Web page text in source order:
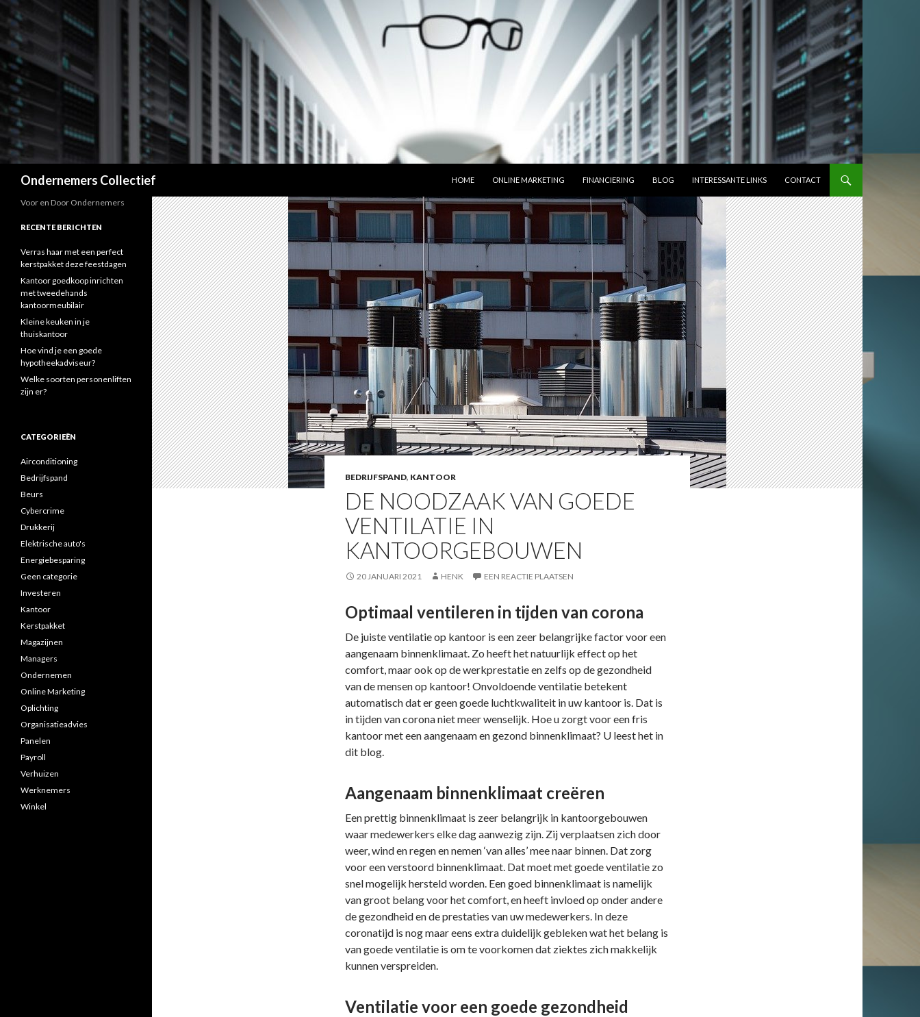
Ondernemers Collectief
HOME
ONLINE MARKETING FINANCIERING BLOG INTERESSANTE LINKS CONTACT
BEDRIJFSPAND, KANTOOR
DE NOODZAAK VAN GOEDE
VENTILATIE IN
KANTOORGEBOUWEN
20 JANUARI 2021 HENK EEN REACTIE PLAATSEN
Optimaal ventileren in tijden van corona
De juiste ventilatie op kantoor is een zeer belangrijke factor voor een
aangenaam binnenklimaat. Zo heeft het natuurlijk effect op het
comfort, maar ook op de werkprestatie en zelfs op de gezondheid
van de mensen op kantoor! Onvoldoende ventilatie betekent
automatisch dat er geen goede luchtkwaliteit in uw kantoor is. Dat is
in tijden van corona niet meer wenselijk. Hoe u zorgt voor een fris
kantoor met een aangenaam en gezond binnenklimaat? U leest het in
dit blog.
Aangenaam binnenklimaat creëren
Een prettig binnenklimaat is zeer belangrijk in kantoorgebouwen
waar medewerkers elke dag aanwezig zijn. Zij verplaatsen zich door
weer, wind en regen en nemen ‘van alles’ mee naar binnen. Dat zorg
voor een verstoord binnenklimaat. Dat moet met goede ventilatie zo
snel mogelijk hersteld worden. Een goed binnenklimaat is namelijk
van groot belang voor het comfort, en heeft invloed op onder andere
de gezondheid en de prestaties van uw medewerkers. In deze
coronatijd is nog maar eens extra duidelijk gebleken wat het belang is
van goede ventilatie is om te voorkomen dat ziektes zich makkelijk
kunnen verspreiden.
Ventilatie voor een goede gezondheid
Voor en Door Ondernemers
RECENTE BERICHTEN
Verras haar met een perfect
kerstpakket deze feestdagen
Kantoor goedkoop inrichten
met tweedehands
kantoormeubilair
Kleine keuken in je
thuiskantoor
Hoe vind je een goede
hypotheekadviseur?
Welke soorten personenliften
zijn er?
CATEGORIEËN
Airconditioning
Bedrijfspand
Beurs
Cybercrime
Drukkerij
Elektrische auto's
Energiebesparing
Geen categorie
Investeren
Kantoor
Kerstpakket
Magazijnen
Managers
Ondernemen
Online Marketing
Oplichting
Organisatieadvies
Panelen
Payroll
Verhuizen
Werknemers
Winkel